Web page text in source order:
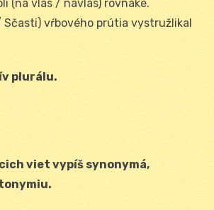
(na vlas / navlas) rovnaké.
Sčasti) vŕbového prútia vystružlikal
plurálu.
viet vypíš synonymá,